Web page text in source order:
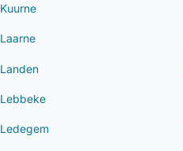
Kuurne
Laarne
Landen
Lebbeke
Ledegem